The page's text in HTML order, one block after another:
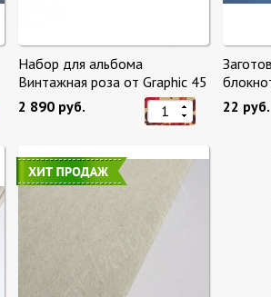
Набор для альбома
Винтажная роза от Graphic 45
2 890 руб.
22 руб.